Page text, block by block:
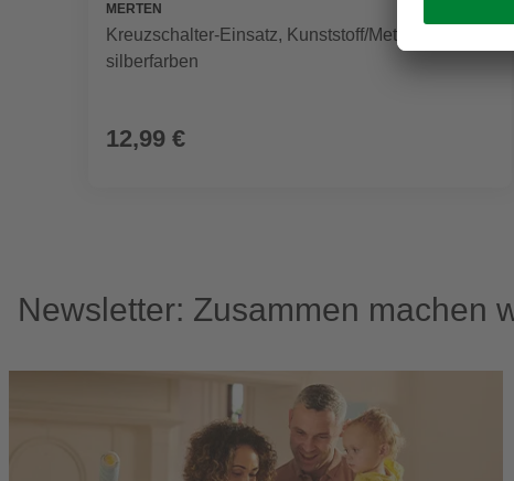
MERTEN
Kreuzschalter-Einsatz, Kunststoff/Metall,
silberfarben
12,99 €
Newsletter: Zusammen machen